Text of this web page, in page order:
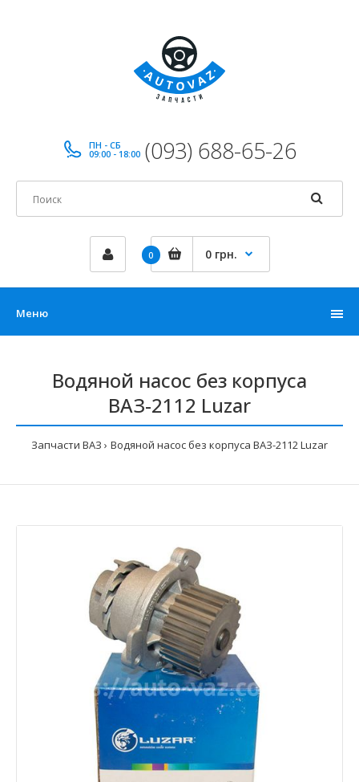
ПН - СБ
09:00 - 18:00 (093) 688-65-26
0 0 грн.
Меню
Водяной насос без корпуса
ВАЗ-2112 Luzar
Запчасти ВАЗ Водяной насос без корпуса ВАЗ-2112 Luzar